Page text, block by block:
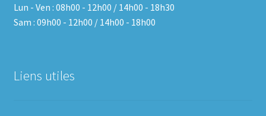
Lun - Ven : 08h00 - 12h00 / 14h00 - 18h30
Sam : 09h00 - 12h00 / 14h00 - 18h00
Liens utiles